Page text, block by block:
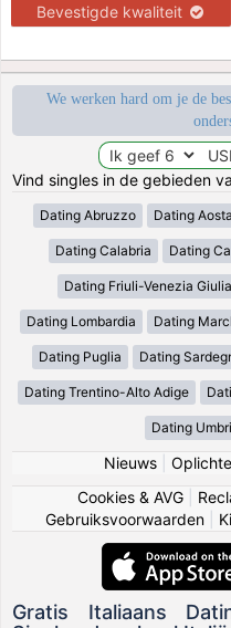
Bevestigde kwaliteit
We werken hard om je de
Vind singles in de gebieden
Dating Abruzzo Dating Aosta
Dating Calabria Dating
Dating Friuli-Venezia Giulia
Dating Lombardia Dating
Dating Puglia Dating
Dating Trentino-Alto Adige
Dating
Nieuws|
Cookies & AVG
Gebruiksvoorwaarden
Gratis Italiaans